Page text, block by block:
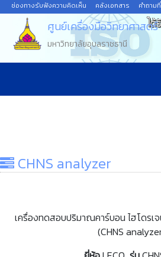
ช่องทางรับฟังความคิดเห็น คลังเอกสาร คำถาม
ศูนย์เครื่องมือวิทยาศาสตร์
มหาวิทยาลัยอุบลราชธานี
CHNS analyzer
เครื่องทดสอบปริมาณคาร์บอน ไฮโดรเจ
(CHNS